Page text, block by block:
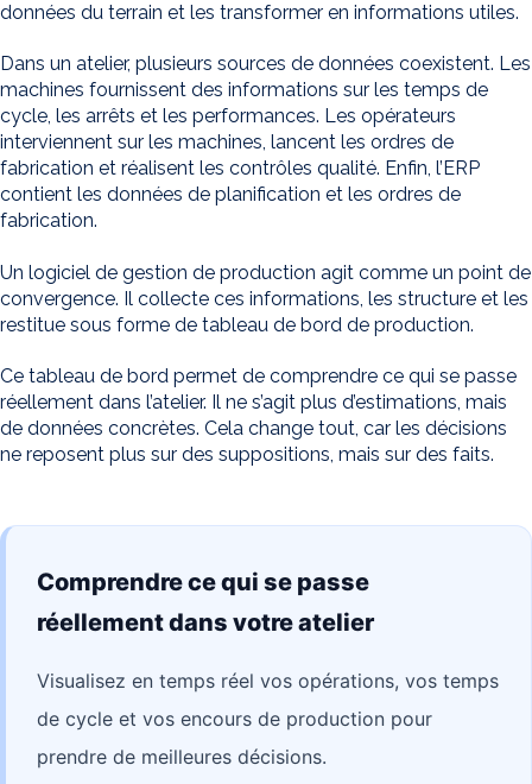
données du terrain et les transformer en informations utiles.
Dans un atelier, plusieurs sources de données coexistent. Les
machines fournissent des informations sur les temps de
cycle, les arrêts et les performances. Les opérateurs
interviennent sur les machines, lancent les ordres de
fabrication et réalisent les contrôles qualité. Enfin, l’ERP
contient les données de planification et les ordres de
fabrication.
Un logiciel de gestion de production agit comme un point de
convergence. Il collecte ces informations, les structure et les
restitue sous forme de tableau de bord de production.
Ce tableau de bord permet de comprendre ce qui se passe
réellement dans l’atelier. Il ne s’agit plus d’estimations, mais
de données concrètes. Cela change tout, car les décisions
ne reposent plus sur des suppositions, mais sur des faits.
Comprendre ce qui se passe
réellement dans votre atelier
Visualisez en temps réel vos opérations, vos temps
de cycle et vos encours de production pour
prendre de meilleures décisions.